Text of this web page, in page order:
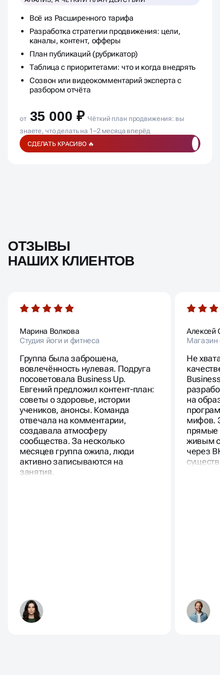
Всё из Расширенного тарифа
Разработка стратегии продвижения: цели,
каналы, контент, офферы
План публикаций (рубрикатор)
Таблица с приоритетами: что и когда внедрять
Созвон или видеокомментарий эксперта с
разбором отчёта
от 35 000 ₽ Чёткий план продвижения: вы
знаете, что делать на 1–2 месяца вперёд
СДЕЛАТЬ КРАСИВО 🔥
ОТЗЫВЫ
НАШИХ КЛИЕНТОВ
Марина Волкова
Студия йоги и фитнеса
Группа была заброшена,
вовлечённость нулевая. Подруга
посоветовала Business Up.
Евгений предложил контент-план:
советы о здоровье, истории
учеников, анонсы. Команда
отвечала на комментарии,
создавала атмосферу
сообщества. За несколько
месяцев группа ожила, люди
активно записываются на
занятия.
Алексей
Магазин
Не
на
мифов.
прямые
живым
через